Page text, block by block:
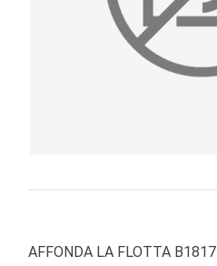
AFFONDA LA FLOTTA B1817